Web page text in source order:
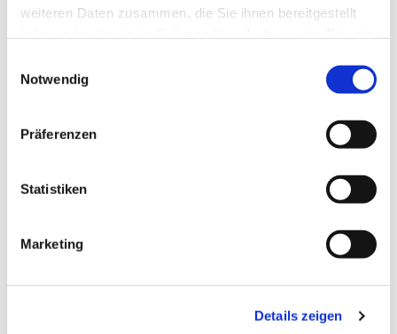
weiteren Daten zusammen, die Sie ihnen bereitgestellt
Notwendig
Präferenzen
Statistiken
Marketing
Details zeigen
interessieren